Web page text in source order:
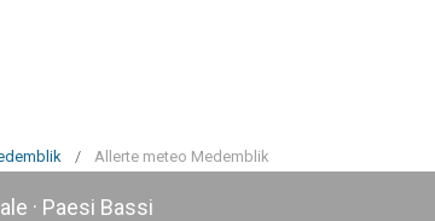
/ Allerte meteo Medemblik
· Paesi Bassi